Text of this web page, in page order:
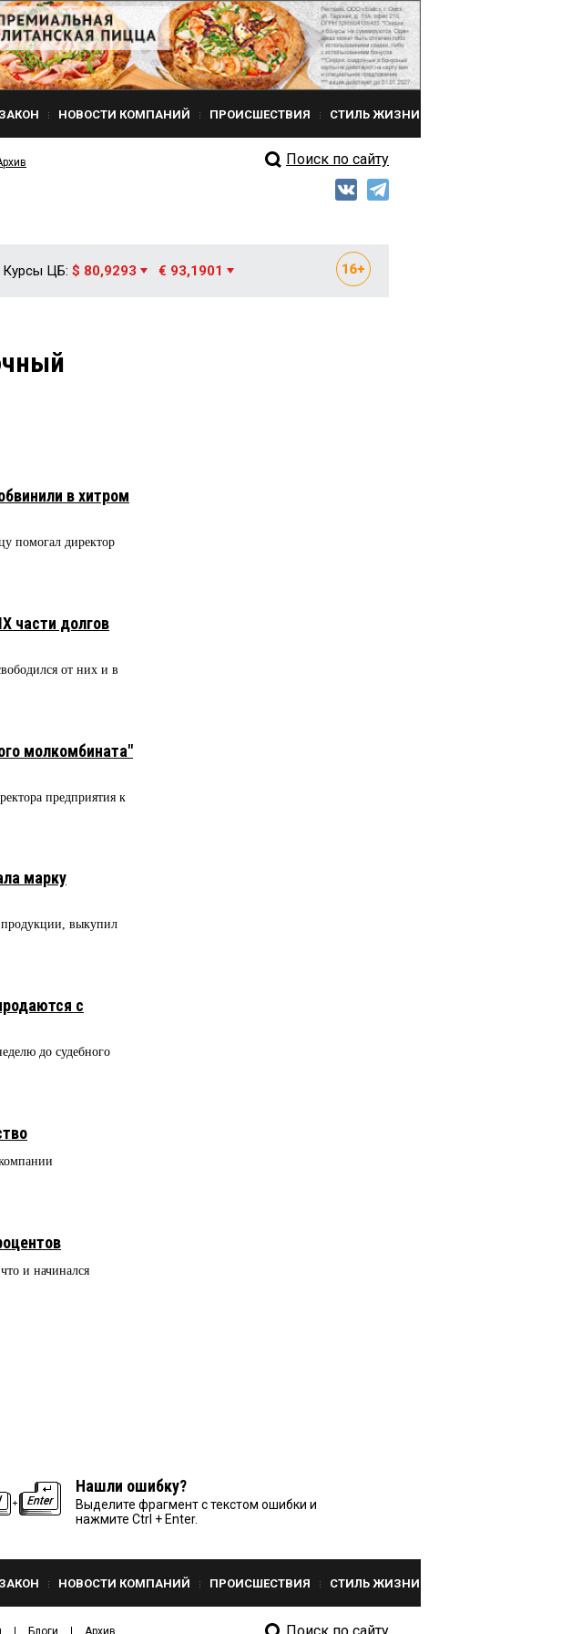
ЗАКОН НОВОСТИ КОМПАНИЙ ПРОИСШЕСТВИЯ СТИЛЬ ЖИЗНИ
Поиск по сайту
Курсы ЦБ: $ 80,9293 € 93,1901
в хитром
помогал директор
части долгов
от них и в
молкомбината"
предприятия к
марку
выкупил
с
до судебного
и начинался
Нашли ошибку?
Выделите фрагмент с текстом ошибки и
нажмите Ctrl + Enter.
ЗАКОН НОВОСТИ КОМПАНИЙ ПРОИСШЕСТВИЯ СТИЛЬ ЖИЗНИ
Блоги Архив Поиск по сайту